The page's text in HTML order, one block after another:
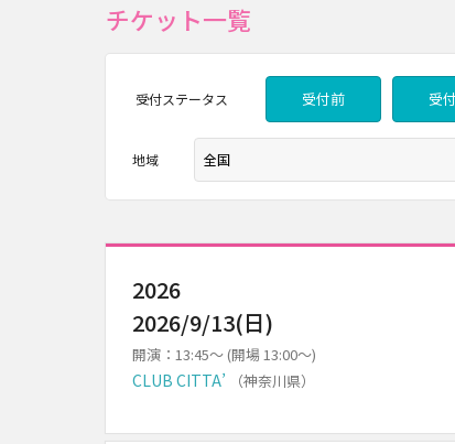
チケット一覧
受付ステータス 受付前 受
地域
2026
2026/9/13(日)
開演：13:45～ (開場 13:00～)
CLUB CITTA’ （神奈川県）